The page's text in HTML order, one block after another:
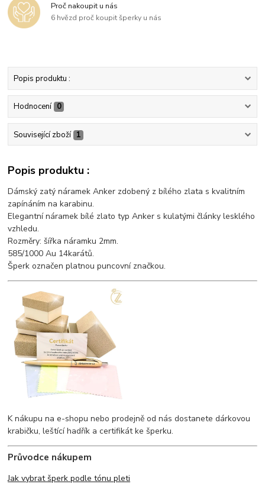
Proč nakoupit u nás
6 hvězd proč koupit šperky u nás
Popis produktu :
Hodnocení 0
Související zboží 1
Popis produktu :
Dámský zatý náramek Anker zdobený z bílého zlata s kvalitním
zapínáním na karabinu.
Elegantní náramek bílé zlato typ Anker s kulatými články lesklého
vzhledu.
Rozměry: šířka náramku 2mm.
585/1000 Au 14karátů.
Šperk označen platnou puncovní značkou.
K nákupu na e-shopu nebo prodejně od nás dostanete dárkovou
krabičku, leštící hadřík a certifikát ke šperku.
Průvodce nákupem
Jak vybrat šperk podle tónu pleti